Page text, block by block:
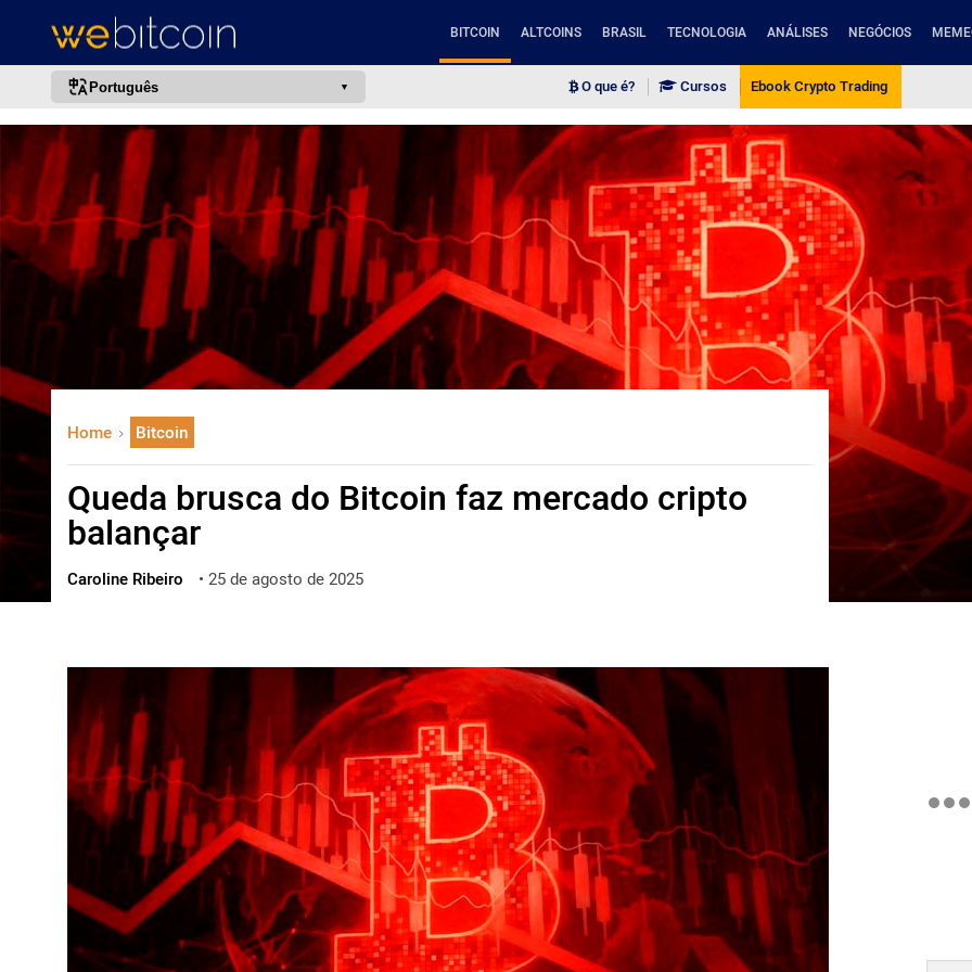
BITCOIN ALTCOINS BRASIL TECNOLOGIA ANÁLISES NEGÓCIOS
Português
português (BR)
english
español
français
italiano
deutsch
日本語
한국어
العربية
ไทย
ქართული
O que é? Cursos Ebook Crypto Trading
Home Bitcoin
Queda brusca do Bitcoin faz mercado cripto
balançar
Caroline Ribeiro • 25 de agosto de 2025